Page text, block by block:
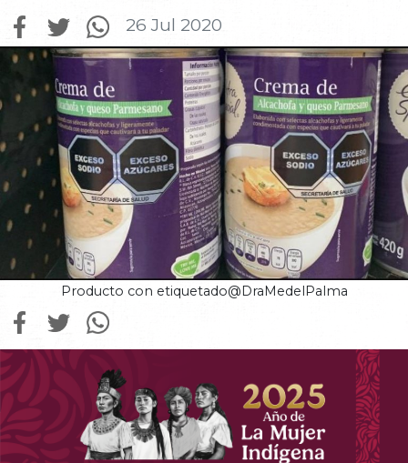
26 Jul 2020
Producto con etiquetado@DraMedelPalma